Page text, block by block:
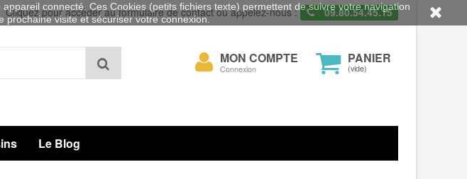
Cliquez pour accéder au formulaire de contact ou appelez-nous : 09.80.54.45.15
PANIER
(vide)
Mon
compte
MON COMPTE
Connexion
Le Blog
connecté. Ces Cookies (petits fichiers texte) permettent de suivre votre navigation
prochaine visite et sécuriser votre connexion.